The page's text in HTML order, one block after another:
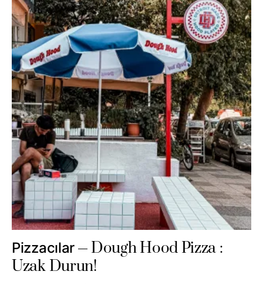
Pizzacılar
Dough Hood Pizza :
Uzak Durun!